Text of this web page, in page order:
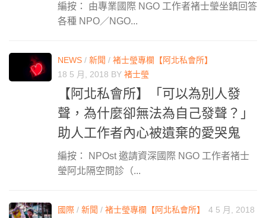
編按： 由專業國際 NGO 工作者褚士瑩坐鎮回答
各種 NPO／NGO...
NEWS / 新聞 / 褚士瑩專欄【阿北私會所】
18 5 月, 2018 BY 褚士瑩
【阿北私會所】「可以為別人發
聲，為什麼卻無法為自己發聲？」
助人工作者內心被遺棄的愛哭鬼
編按： NPOst 邀請資深國際 NGO 工作者褚士
瑩阿北隔空問診（...
國際 / 新聞 / 褚士瑩專欄【阿北私會所】
4 5 月, 2018